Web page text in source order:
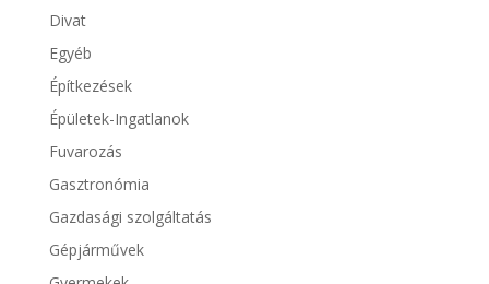
Divat
Egyéb
Építkezések
Épületek-Ingatlanok
Fuvarozás
Gasztronómia
Gazdasági szolgáltatás
Gépjárművek